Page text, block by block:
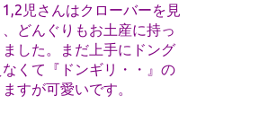
1,2児さんはクローバーを見
どんぐりもお土産に持っ
した。まだ上手にドング
なくて『ドンギリ・・』の
すが可愛いです。